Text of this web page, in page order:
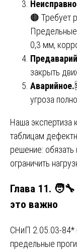
🟠 Требует
0,3 мм,
закрыть
Аварийное.
угроза
Наша экспертиза
таблицам
решение:
ограничить
Глава 11.
это важно
СНиП 2.05.03-84*
предельные